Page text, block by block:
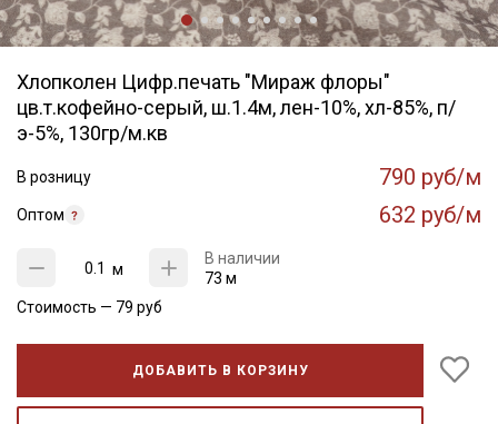
Хлопколен Цифр.печать "Мираж флоры"
цв.т.кофейно-серый, ш.1.4м, лен-10%, хл-85%, п/
э-5%, 130гр/м.кв
В розницу 790 руб/м
Оптом 632 руб/м
м
В наличии
73 м
Стоимость — 79 руб
ДОБАВИТЬ В КОРЗИНУ